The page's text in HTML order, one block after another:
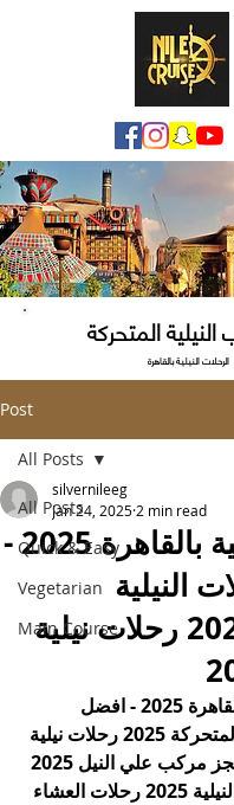
النيلية المتحركة
الرحلات النيلية بالقاهرة
Post
All Posts
Quick & Easy
Vegetarian
Main Course
All Posts
البواخر النيلية بالقاهرة 2025 -
النيلية
المتحركة 2025 رحلات نيلية
silvernileeg
Jan 24, 2025 2 min read
البواخر النيلية بالقاهرة 2025 - افضل
الرحلات النيلية المتحركة 2025 رحلات نيلية
- حجز المراكب النيلية 2025 رحلات العشاء